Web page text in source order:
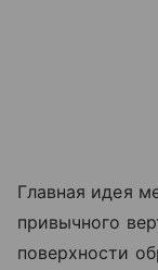
Главная идея
привычного
поверхности